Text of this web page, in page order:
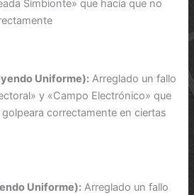
Simbionte» que hacía que no
Uniforme): Arreglado un fallo
y «Campo Electrónico» que
correctamente en ciertas
Uniforme): Arreglado un fallo